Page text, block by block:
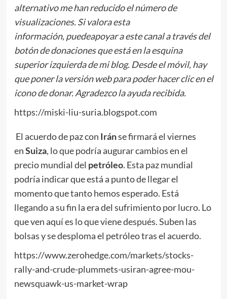
alternativomehanreducidoel número de
visualizaciones.Si valora esta
información,puedeapoyara este canal a través del
botón de donaciones que está en la esquina
superior izquierda de mi blog. Desde el móvil, hay
que poner la versión web para poder hacer clic en el
icono de donar.Agradezco la ayuda recibida.
https://miski-liu-suria.blogspot.com
El acuerdo de paz con Iránse firmará el viernes
enSuiza, lo que podría augurar cambios en el
precio mundial del petróleo. Esta paz mundial
podría indicar que está a punto de llegar el
momento que tanto hemos esperado. Está
llegando a su fin la era del sufrimiento por lucro. Lo
que ven aquí es lo que viene después. Suben las
bolsas y se desploma el petróleo tras el acuerdo.
https://www.zerohedge.com/markets/stocks-
rally-and-crude-plummets-usiran-agree-mou-
newsquawk-us-market-wrap